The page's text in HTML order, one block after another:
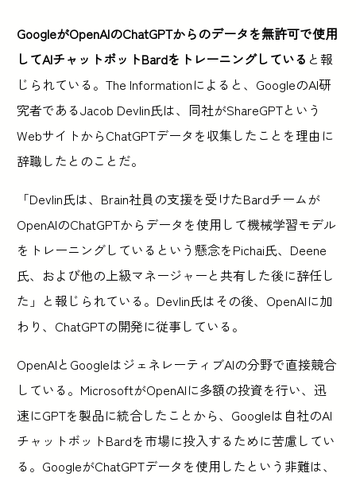
GoogleがOpenAIのChatGPTからのデータを無許可で使用
してAIチャットボットBardをトレーニングしている と報
じられている。The Informationによると、GoogleのAI研
究者であるJacob Devlin氏は、同社がShareGPTという
WebサイトからChatGPTデータを収集したことを理由に
辞職したとのことだ。
「Devlin氏は、Brain社員の支援を受けたBardチームが
OpenAIのChatGPTからデータを使用して機械学習モデル
をトレーニングしているという懸念をPichai氏、Deene
氏、および他の上級マネージャーと共有した後に辞任し
た」と報じられている。Devlin氏はその後、OpenAIに加
わり、ChatGPTの開発に従事している。
OpenAIとGoogleはジェネレーティブAIの分野で直接競合
している。MicrosoftがOpenAIに多額の投資を行い、迅
速にGPTを製品に統合したことから、Googleは自社のAI
チャットボットBardを市場に投入するために苦慮してい
る。GoogleがChatGPTデータを使用したという非難は、